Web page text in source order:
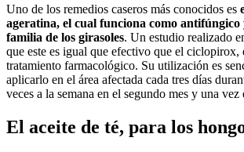
Uno de los remedios caseros más conocidos es
ageratina, el cual funciona como antifúngico
familia de los girasoles. Un estudio realizado
que este es igual que efectivo que el ciclopirox,
tratamiento farmacológico. Su utilización es
aplicarlo en el área afectada cada tres días
veces a la semana en el segundo mes y una vez
El aceite de té, para los